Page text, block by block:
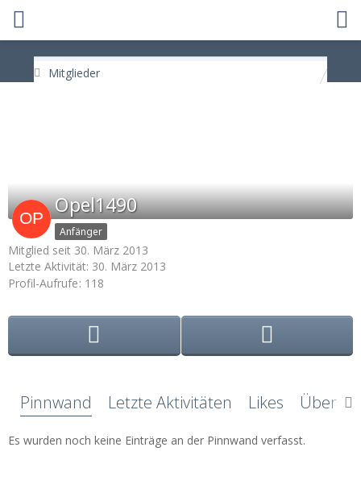
Mitglieder
Opel1490
Anfänger
Mitglied seit 30. März 2013
Letzte Aktivität: 30. März 2013
Profil-Aufrufe 118
Pinnwand Letzte Aktivitäten Likes Über
Es wurden noch keine Einträge an der Pinnwand verfasst.